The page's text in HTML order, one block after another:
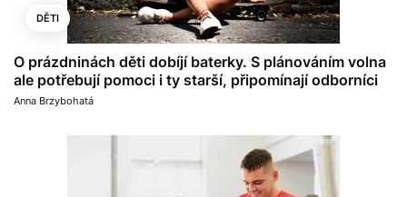
DĚTI
O prázdninách děti dobíjí baterky. S plánováním volna
ale potřebují pomoci i ty starší, připomínají odborníci
Anna Brzybohatá